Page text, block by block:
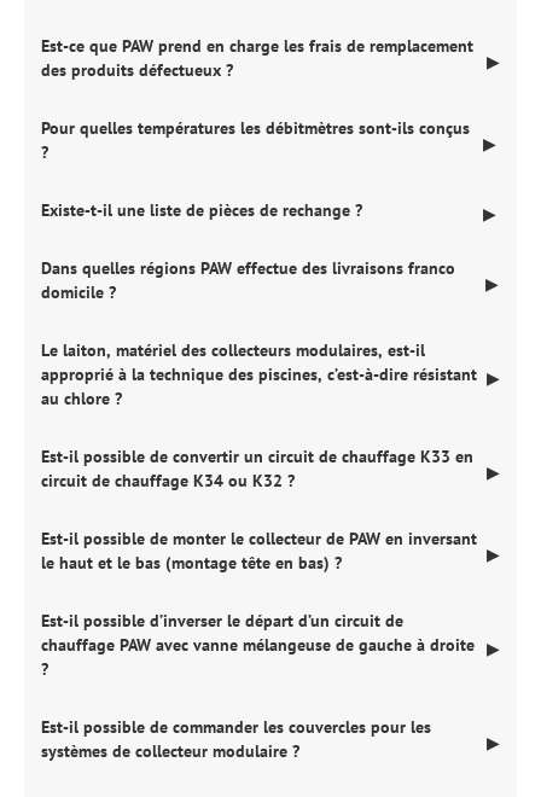
Est-ce que PAW prend en charge les frais de remplacement
des produits défectueux ?
▶
Pour quelles températures les débitmètres sont-ils conçus
?
▶
Existe-t-il une liste de pièces de rechange ? ▶
Dans quelles régions PAW effectue des livraisons franco
domicile ?
▶
Le laiton, matériel des collecteurs modulaires, est-il
approprié à la technique des piscines, c’est-à-dire résistant
au chlore ?
▶
Est-il possible de convertir un circuit de chauffage K33 en
circuit de chauffage K34 ou K32 ?
▶
Est-il possible de monter le collecteur de PAW en inversant
le haut et le bas (montage tête en bas) ?
▶
Est-il possible d’inverser le départ d’un circuit de
chauffage PAW avec vanne mélangeuse de gauche à droite
?
▶
Est-il possible de commander les couvercles pour les
systèmes de collecteur modulaire ?
▶